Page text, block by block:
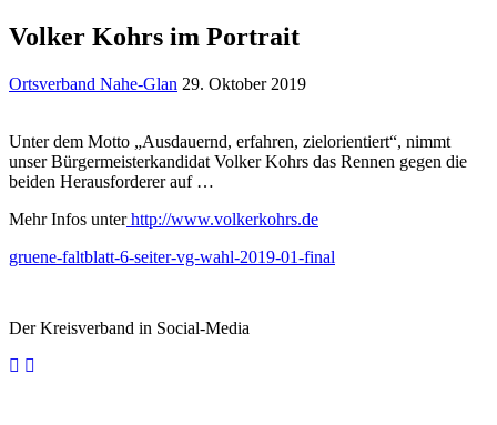
Volker Kohrs im Portrait
Ortsverband Nahe-Glan 29. Oktober 2019
Unter dem Motto „Ausdauernd, erfahren, zielorientiert“, nimmt
unser Bürgermeisterkandidat Volker Kohrs das Rennen gegen die
beiden Herausforderer auf …
Mehr Infos unterhttp://www.volkerkohrs.de
gruene-faltblatt-6-seiter-vg-wahl-2019-01-final
Der Kreisverband in Social-Media